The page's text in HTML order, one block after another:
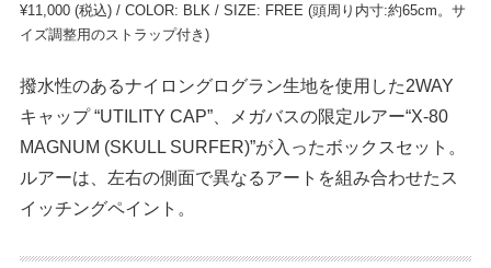
¥11,000 (税込) / COLOR: BLK / SIZE: FREE (頭周り内寸:約65cm。サ
イズ調整用のストラップ付き)
撥水性のあるナイロングログラン生地を使用した2WAY
キャップ “UTILITY CAP”、メガバスの限定ルアー“X-80
MAGNUM (SKULL SURFER)”が入ったボックスセット。
ルアーは、左右の側面で異なるアートを組み合わせたス
イッチングペイント。